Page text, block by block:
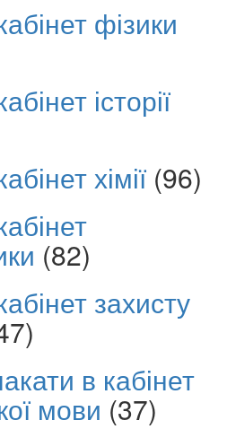
фізики
історії
хімії (96)
(82)
захисту
в кабінет
мови (37)